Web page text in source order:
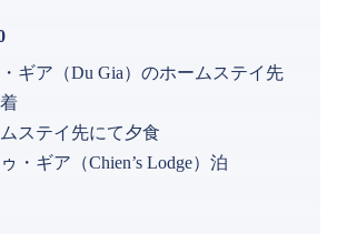
・ギア（Du Gia）のホームステイ先
ステイ先にて夕食
・ギア（Chien’s Lodge）泊